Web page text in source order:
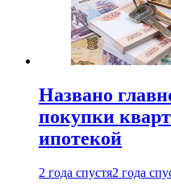
Названо
покупки
ипотекой
2 года спустя2 года